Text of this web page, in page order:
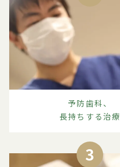
予防歯科、
長持ちする治療
3